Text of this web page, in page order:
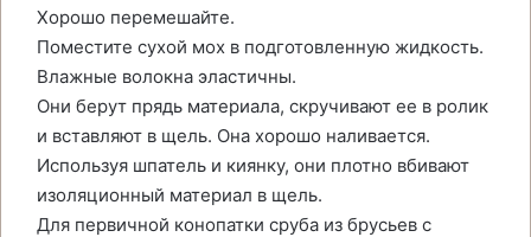
Хорошо перемешайте.
Поместите сухой мох в подготовленную жидкость.
Влажные волокна эластичны.
Они берут прядь материала, скручивают ее в ролик
и вставляют в щель. Она хорошо наливается.
Используя шпатель и киянку, они плотно вбивают
изоляционный материал в щель.
Для первичной конопатки сруба из брусьев с